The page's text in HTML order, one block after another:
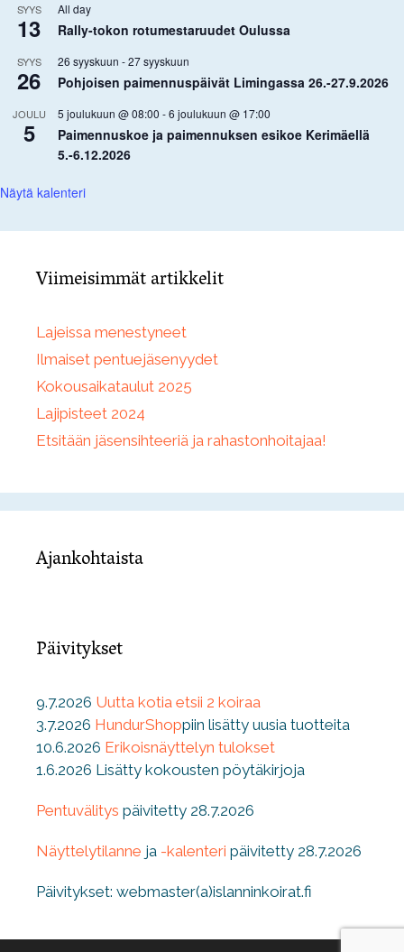
SYYS
13
All day
Rally-tokon rotumestaruudet Oulussa
SYYS
26
26 syyskuun -27 syyskuun
Pohjoisen paimennuspäivät Limingassa 26.-27.9.2026
JOULU
5
5 joulukuun @ 08:00 -6 joulukuun @ 17:00
Paimennuskoe ja paimennuksen esikoe Kerimäellä
5.-6.12.2026
Näytä kalenteri
Viimeisimmät artikkelit
Lajeissa menestyneet
Ilmaiset pentuejäsenyydet
Kokousaikataulut 2025
Lajipisteet 2024
Etsitään jäsensihteeriä ja rahastonhoitajaa!
Ajankohtaista
Päivitykset
9.7.2026 Uutta kotia etsii 2 koiraa
3.7.2026 HundurShoppiin lisätty uusia tuotteita
10.6.2026 Erikoisnäyttelyn tulokset
1.6.2026 Lisätty kokousten pöytäkirjoja
Pentuvälitys päivitetty 28.7.2026
Näyttelytilanne ja -kalenteri päivitetty 28.7.2026
Päivitykset: webmaster(a)islanninkoirat.fi